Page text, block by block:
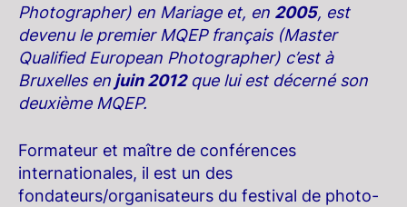
Photographer) en Mariage et, en 2005, est
devenu le premier MQEP français (Master
Qualified European Photographer) c’est à
Bruxelles en juin 2012que lui est décerné son
deuxième MQEP.
Formateur et maître de conférences
internationales, il est un des
fondateurs/organisateurs du festival de photo-